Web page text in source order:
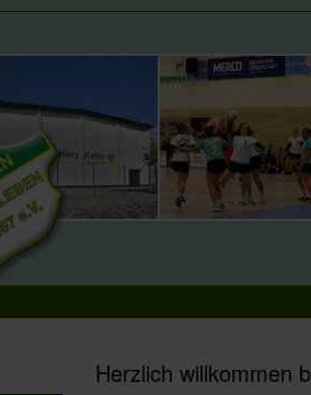
Herzlich willkommen